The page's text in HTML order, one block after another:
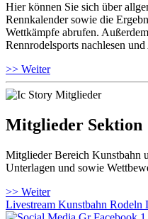
Hier können Sie sich über
Rennkalender sowie die
Wettkämpfe abrufen.
Rennrodelsports nachlesen
>> Weiter
Mitglieder Sektion
Mitglieder Bereich Kunstbahn
Unterlagen und sowie
>> Weiter
Livestream Kunstbahn Rodeln